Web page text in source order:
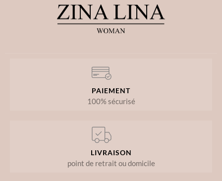
PAIEMENT
100% sécurisé
LIVRAISON
point de retrait ou domicile